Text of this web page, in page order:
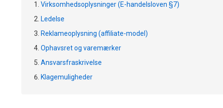
Virksomhedsoplysninger (E-handelsloven §7)
Ledelse
Reklameoplysning (affiliate-model)
Ophavsret og varemærker
Ansvarsfraskrivelse
Klagemuligheder